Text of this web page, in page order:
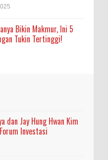
Bikin Makmur, Ini 5
Tukin Tertinggi!
dan Jay Hung Hwan Kim
Investasi